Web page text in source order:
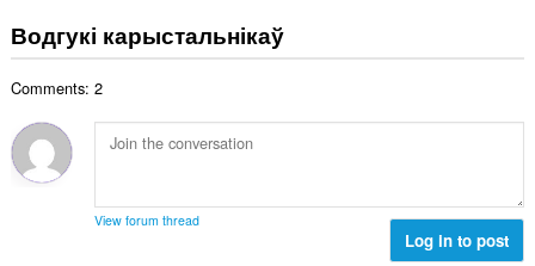
ў
:н
а
ў
Водгукі карыстальнікаў
Comments: 2
View forum thread
Log in to post